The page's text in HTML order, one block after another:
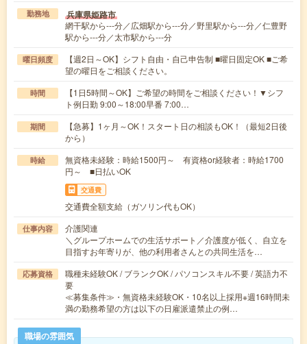
勤務地 兵庫県姫路市
網干駅から---分／広畑駅から---分／野里駅から---分／仁豊野
駅から---分／太市駅から---分
曜日頻度
【週2日～OK】シフト自由・自己申告制 ■曜日固定OK ■ご希
望の曜日をご相談ください。
時間
【1日5時間～OK】ご希望の時間をご相談ください！▼シフ
ト例日勤 9:00～18:00早番 7:00…
期間
【急募】1ヶ月～OK！スタート日の相談もOK！（最短2日後
から）
時給
無資格未経験：時給1500円～ 有資格or経験者：時給1700
円～ ■日払いOK
交通費
交通費全額支給（ガソリン代もOK）
仕事内容
介護関連
＼グループホームでの生活サポート／介護度が低く、自立を
目指すお年寄りが、他の利用者さんとの共同生活を…
応募資格
職種未経験OK / ブランクOK / パソコンスキル不要 / 英語力不
要
≪募集条件≫・無資格未経験OK・10名以上採用※週16時間未
満の勤務希望の方は以下の日雇派遣禁止の例…
職場の雰囲気